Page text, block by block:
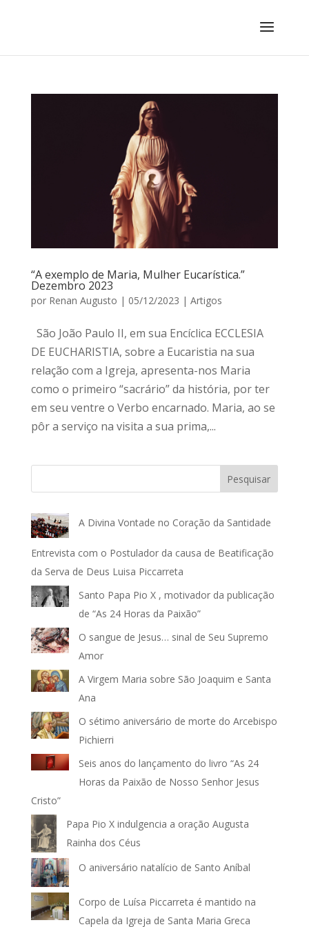
“A exemplo de Maria, Mulher Eucarística.”
Dezembro 2023
por Renan Augusto | 05/12/2023 | Artigos
São João Paulo II, em sua Encíclica ECCLESIA
DE EUCHARISTIA, sobre a Eucaristia na sua
relação com a Igreja, apresenta-nos Maria
como o primeiro “sacrário” da história, por ter
em seu ventre o Verbo encarnado. Maria, ao se
pôr a serviço na visita a sua prima,...
Pesquisar
A Divina Vontade no Coração da Santidade
Entrevista com o Postulador da causa de Beatificação
da Serva de Deus Luisa Piccarreta
Santo Papa Pio X , motivador da publicação
de “As 24 Horas da Paixão”
O sangue de Jesus… sinal de Seu Supremo
Amor
A Virgem Maria sobre São Joaquim e Santa
Ana
O sétimo aniversário de morte do Arcebispo
Pichierri
Seis anos do lançamento do livro “As 24
Horas da Paixão de Nosso Senhor Jesus
Cristo”
Papa Pio X indulgencia a oração Augusta
Rainha dos Céus
O aniversário natalício de Santo Aníbal
Corpo de Luísa Piccarreta é mantido na
Capela da Igreja de Santa Maria Greca